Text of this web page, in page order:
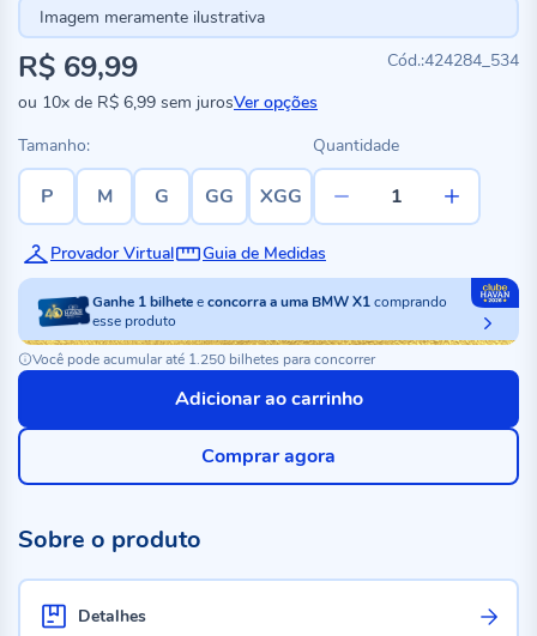
Imagem meramente ilustrativa
424284_534
R$ 69,99
ou 10x de R$ 6,99 sem jurosVer opções
Tamanho:
P M G GG XGG
Quantidade
Provador Virtual Guia de Medidas
Ganhe 1bilheteeconcorra a uma BMW X1comprando
esse produto
Você pode acumular até 1.250 bilhetes para concorrer
Adicionar ao carrinho
Comprar agora
Sobre o produto
Detalhes